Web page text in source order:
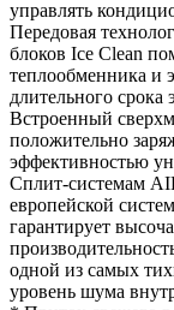
управлять
Передовая
блоков Ice Clean
теплообменника и
длительного срока
Встроенный
положительно
эффективностью
Сплит-системам
европейской
гарантирует
одной из самых
уровень шума